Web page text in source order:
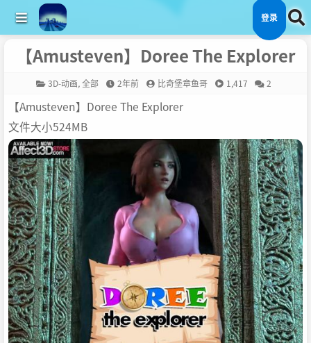
登录
【Amusteven】Doree The Explorer
3D-动画,全部 2年前 比奇堡章鱼哥 1,417 2
【Amusteven】Doree The Explorer
文件大小524MB